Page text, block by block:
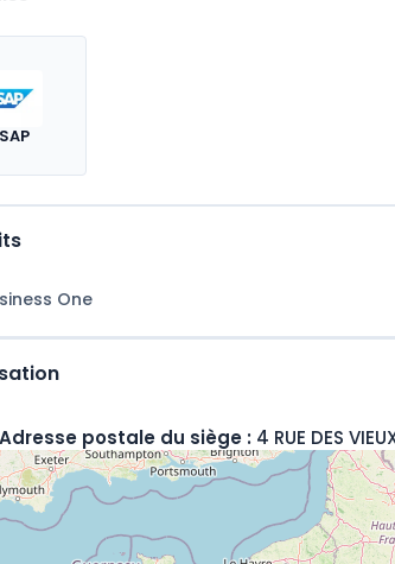
SAP
One
Adresse postale du siège : 4 RUE DES